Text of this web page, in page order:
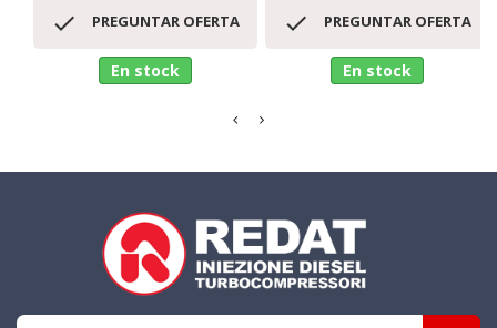
 PREGUNTAR OFERTA
En stock
 PREGUNTAR OFERTA
En stock